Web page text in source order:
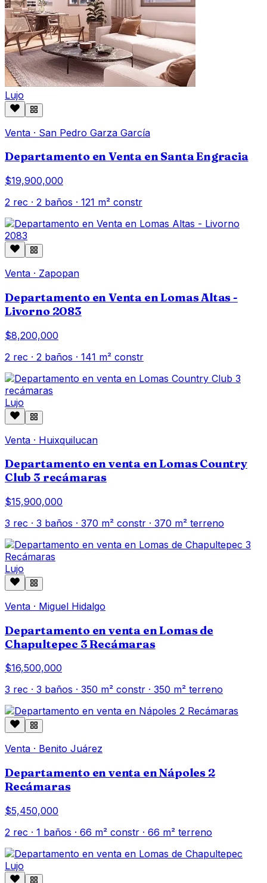
Lujo
Venta · San Pedro Garza García
Departamento en Venta en Santa Engracia
$19,900,000
2 rec · 2 baños · 121 m² constr
Venta · Zapopan
Departamento en Venta en Lomas Altas -
Livorno 2083
$8,200,000
2 rec · 2 baños · 141 m² constr
Lujo
Venta · Huixquilucan
Departamento en venta en Lomas Country
Club 3 recámaras
$15,900,000
3 rec · 3 baños · 370 m² constr · 370 m² terreno
Lujo
Venta · Miguel Hidalgo
Departamento en venta en Lomas de
Chapultepec 3 Recámaras
$16,500,000
3 rec · 3 baños · 350 m² constr · 350 m² terreno
Venta · Benito Juárez
Departamento en venta en Nápoles 2
Recámaras
$5,450,000
2 rec · 1 baños · 66 m² constr · 66 m² terreno
Lujo